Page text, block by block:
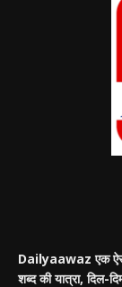
Dailyaawaz एक
शब्द की यात्रा, दिल-